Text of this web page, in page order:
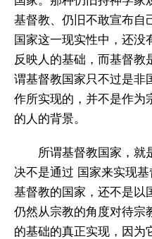
基督教、仍旧不敢宣布自
国家这一现实性中，还没
反映人的基础，而基督教
谓基督教国家只不过是非
作所实现的，并不是作为
的人的背景。
所谓基督教国家，就
决不是通过 国家来实现
基督教的国家，还不是以
仍然从宗教的角度对待宗
的基础的真正实现，因为